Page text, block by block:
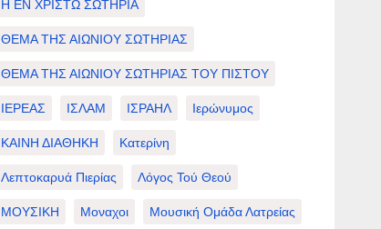
Η ΕΝ ΧΡΙΣΤΩ ΣΩΤΗΡΙΑ
ΘΕΜΑ ΤΗΣ ΑΙΩΝΙΟΥ ΣΩΤΗΡΙΑΣ
ΘΕΜΑ ΤΗΣ ΑΙΩΝΙΟΥ ΣΩΤΗΡΙΑΣ ΤΟΥ ΠΙΣΤΟΥ
ΙΕΡΕΑΣ ΙΣΛΑΜ ΙΣΡΑΗΛ Ιερώνυμος
ΚΑΙΝΗ ΔΙΑΘΗΚΗ Κατερίνη
Λεπτοκαρυά Πιερίας Λόγος Τού Θεού
ΜΟΥΣΙΚΗ Μοναχοι Μουσική Ομάδα Λατρείας